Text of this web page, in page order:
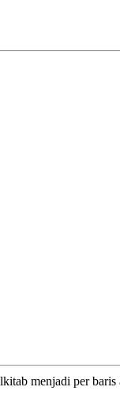
menjadi per baris